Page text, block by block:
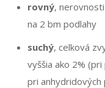
rovný,
na 2 bm podlahy
suchý, celková
vyššia ako 2%
pri anhydridových